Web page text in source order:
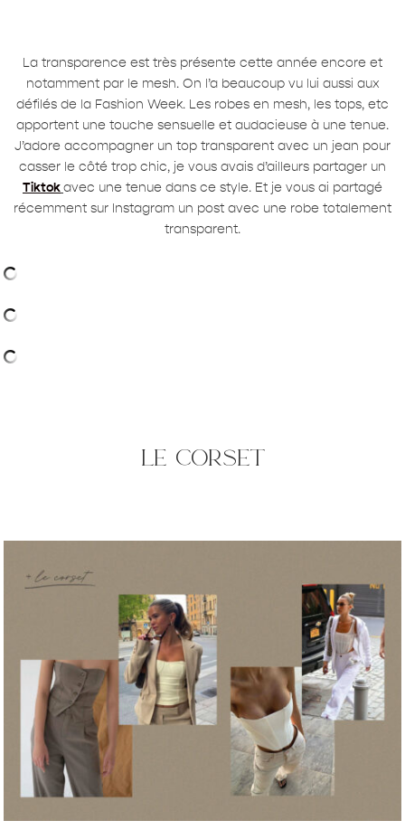
La transparence est très présente cette année encore et
notamment par le mesh. On l’a beaucoup vu lui aussi aux
défilés de la Fashion Week. Les robes en mesh, les tops, etc
apportent une touche sensuelle et audacieuse à une tenue.
J’adore accompagner un top transparent avec un jean pour
casser le côté trop chic, je vous avais d’ailleurs partager un
Tiktokavec une tenue dans ce style. Et je vous ai partagé
récemment sur Instagram un post avec une robe totalement
transparent.
le corset